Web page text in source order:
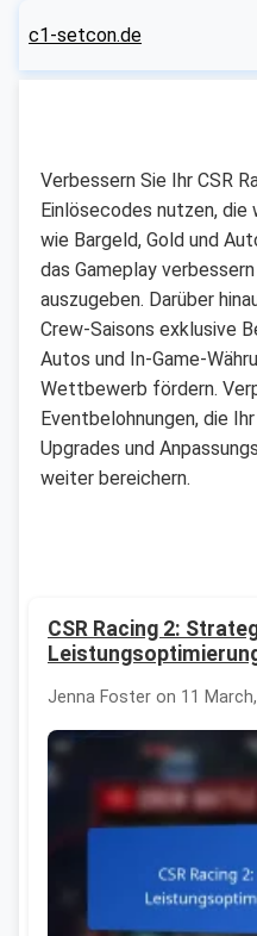
c1-setcon.de
Verbessern Sie Ihr CSR
Einlösecodes nutzen,
wie Bargeld, Gold und
das Gameplay
auszugeben. Darüber
Crew-Saisons exklusive
Autos und In-Game-
Wettbewerb fördern.
Eventbelohnungen, die
Upgrades und
weiter bereichern.
CSR Racing 2:
Jenna Foster on 11